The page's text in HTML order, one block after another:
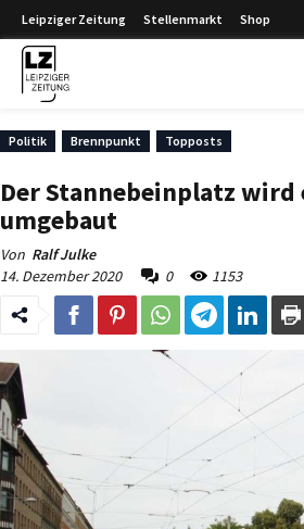
Leipziger Zeitung Stellenmarkt Shop
Politik Brennpunkt Topposts
Der Stannebeinplatz wird
umgebaut
Von Ralf Julke
14. Dezember 2020
0 1153